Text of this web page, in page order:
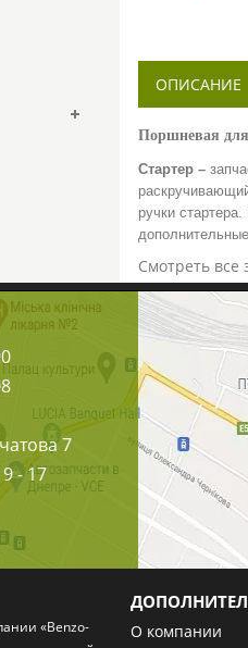
ОПИСАНИЕ
Поршневая
Стартер –
ручки
Смотреть все
7
- 17
«Benzo-
О компании